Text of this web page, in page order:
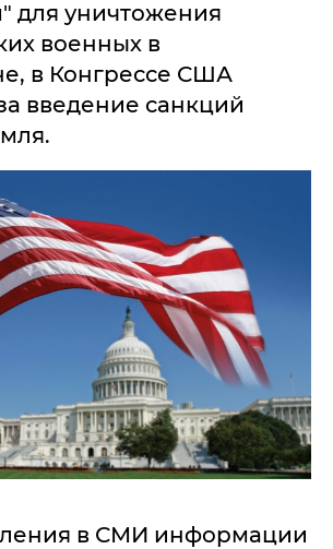
для уничтожения
военных в
в Конгрессе США
введение санкций
в СМИ информации